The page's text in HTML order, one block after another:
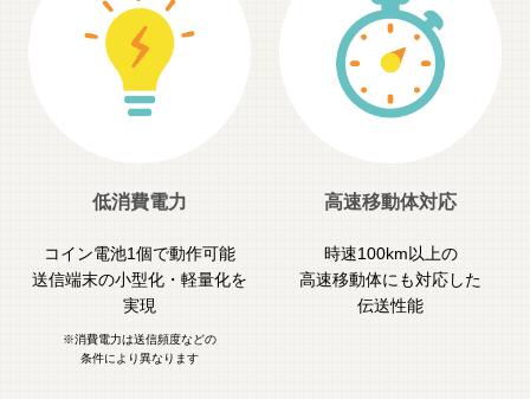
低消費電力
コイン電池1個で動作可能
送信端末の小型化・軽量化を
実現
※消費電力は送信頻度などの
条件により異なります
高速移動体対応
時速100km以上の
高速移動体にも対応した
伝送性能